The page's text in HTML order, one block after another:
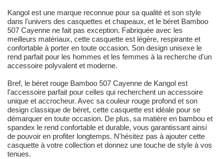
Kangol est une marque reconnue pour sa qualité et son style
dans l'univers des casquettes et chapeaux, et le béret Bamboo
507 Cayenne ne fait pas exception. Fabriquée avec les
meilleurs matériaux, cette casquette est légère, respirante et
confortable à porter en toute occasion. Son design unisexe le
rend parfait pour les hommes et les femmes à la recherche d'un
accessoire polyvalent et moderne.
Bref, le béret rouge Bamboo 507 Cayenne de Kangol est
l'accessoire parfait pour celles qui recherchent un accessoire
unique et accrocheur. Avec sa couleur rouge profond et son
design classique de béret, cette casquette est idéale pour se
démarquer en toute occasion. De plus, sa matière en bambou et
spandex le rend confortable et durable, vous garantissant ainsi
de pouvoir en profiter longtemps. N'hésitez pas à ajouter cette
casquette à votre collection et donnez une touche de style à vos
tenues.